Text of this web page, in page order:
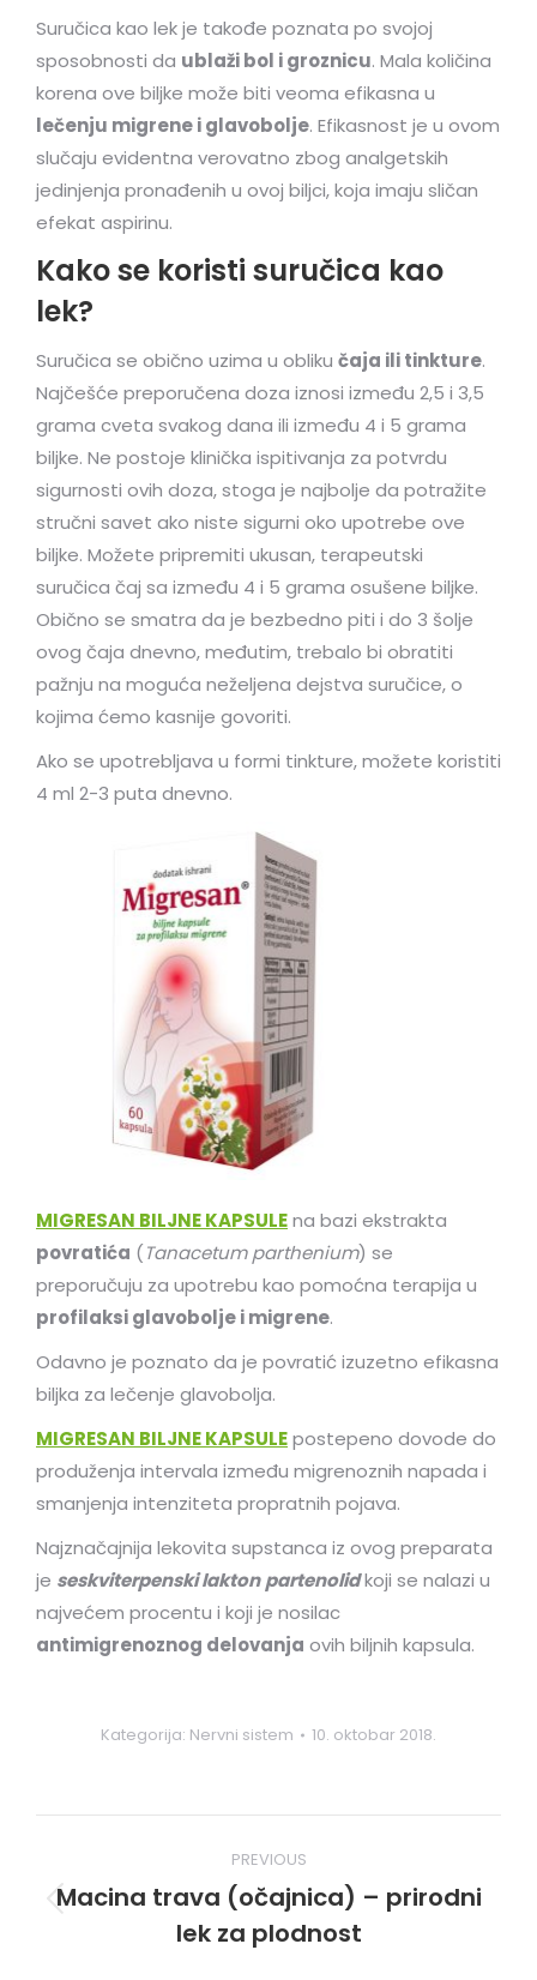
Suručica kao lek je takođe poznata po svojoj
sposobnosti da ublaži bol i groznicu. Mala količina
korena ove biljke može biti veoma efikasna u
lečenju migrene i glavobolje. Efikasnost je u ovom
slučaju evidentna verovatno zbog analgetskih
jedinjenja pronađenih u ovoj biljci, koja imaju sličan
efekat aspirinu.
Kako se koristi suručica kao
lek?
Suručica se obično uzima u obliku čaja ili tinkture.
Najčešće preporučena doza iznosi između 2,5 i 3,5
grama cveta svakog dana ili između 4 i 5 grama
biljke. Ne postoje klinička ispitivanja za potvrdu
sigurnosti ovih doza, stoga je najbolje da potražite
stručni savet ako niste sigurni oko upotrebe ove
biljke. Možete pripremiti ukusan, terapeutski
suručica čaj sa između 4 i 5 grama osušene biljke.
Obično se smatra da je bezbedno piti i do 3 šolje
ovog čaja dnevno, međutim, trebalo bi obratiti
pažnju na moguća neželjena dejstva suručice, o
kojima ćemo kasnije govoriti.
Ako se upotrebljava u formi tinkture, možete koristiti
4 ml 2-3 puta dnevno.
MIGRESAN BILJNE KAPSULEna bazi ekstrakta
povratića (Tanacetum parthenium) se
preporučuju za upotrebu kao pomoćna terapija u
profilaksi glavobolje i migrene.
Odavno je poznato da je povratić izuzetno efikasna
biljka za lečenje glavobolja.
MIGRESAN BILJNE KAPSULEpostepeno dovode do
produženja intervala između migrenoznih napada i
smanjenja intenziteta propratnih pojava.
Najznačajnija lekovita supstanca iz ovog preparata
je seskviterpenski lakton partenolidkoji se nalazi u
najvećem procentu i koji je nosilac
antimigrenoznog delovanja ovih biljnih kapsula.
Kategorija: Nervni sistem 10. oktobar 2018.
navigation
PREVIOUS
Previous
post:
Macina trava (očajnica) – prirodni
lek za plodnost